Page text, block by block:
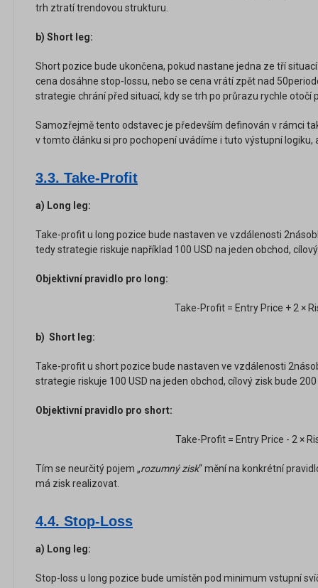
trh ztratí trendovou strukturu.
b) Short leg:
Short pozice bude ukončena, pokud nastane jedna ze tří
cena dosáhne stop-lossu, nebo se cena vrátí zpět nad
strategie chrání před situací, kdy se trh po průrazu rychle otočí
Samozřejmě tento odstavec je především definován v rámci
v tomto článku si pro pochopení uvádíme i tuto výstupní logiku,
3.3. Take-Profit
a) Long leg:
Take-profit u long pozice bude nastaven ve vzdálenosti
tedy strategie riskuje například 100 USD na jeden obchod,
Objektivní pravidlo pro long:
Take-Profit = Entry Price + 2 ×
b) Short leg:
Take-profit u short pozice bude nastaven ve vzdálenosti
strategie riskuje 100 USD na jeden obchod, cílový zisk bude 200
Objektivní pravidlo pro short:
Take-Profit = Entry Price - 2 ×
Tím se neurčitý pojem „rozumný zisk“ mění na konkrétní
má zisk realizovat.
4.4. Stop-Loss
a) Long leg:
Stop-loss u long pozice bude umístěn pod minimum vstupní